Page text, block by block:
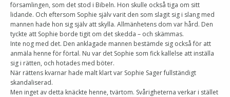
församlingen, som det stod i Bibeln. Hon skulle också tiga om sitt
lidande. Och eftersom Sophie själv varit den som slagit sig i slang med
mannen hade hon sig själv att skylla. Allmänhetens dom var hård. Den
tyckte att Sophie borde tigit om det skedda – och skämmas.
Inte nog med det. Den anklagade mannen bestämde sig också för att
anmäla henne för förtal. Nu var det Sophie som fick kallelse att inställa
sig i rätten, och hotades med böter.
När rättens kvarnar hade malt klart var Sophie Sager fullständigt
skandaliserad.
Men inget av detta knäckte henne, tvärtom. Svårigheterna verkar i stället